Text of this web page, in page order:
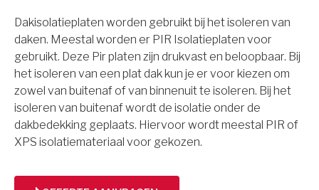
Dakisolatieplaten worden gebruikt bij het isoleren van
daken. Meestal worden er PIR Isolatieplaten voor
gebruikt. Deze Pir platen zijn drukvast en beloopbaar. Bij
het isoleren van een plat dak kun je er voor kiezen om
zowel van buitenaf of van binnenuit te isoleren. Bij het
isoleren van buitenaf wordt de isolatie onder de
dakbedekking geplaats. Hiervoor wordt meestal PIR of
XPS isolatiemateriaal voor gekozen.